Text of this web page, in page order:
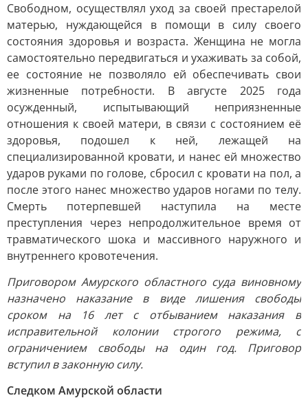
Свободном, осуществлял уход за своей престарелой
матерью, нуждающейся в помощи в силу своего
состояния здоровья и возраста. Женщина не могла
самостоятельно передвигаться и ухаживать за собой,
ее состояние не позволяло ей обеспечивать свои
жизненные потребности. В августе 2025 года
осужденный, испытывающий неприязненные
отношения к своей матери, в связи с состоянием её
здоровья, подошел к ней, лежащей на
специализированной кровати, и нанес ей множество
ударов руками по голове, сбросил с кровати на пол, а
после этого нанес множество ударов ногами по телу.
Смерть потерпевшей наступила на месте
преступления через непродолжительное время от
травматического шока и массивного наружного и
внутреннего кровотечения.
Приговором Амурского областного суда виновному
назначено наказание в виде лишения свободы
сроком на 16 лет с отбыванием наказания в
исправительной колонии строгого режима, с
ограничением свободы на один год. Приговор
вступил в законную силу.
Следком Амурской области